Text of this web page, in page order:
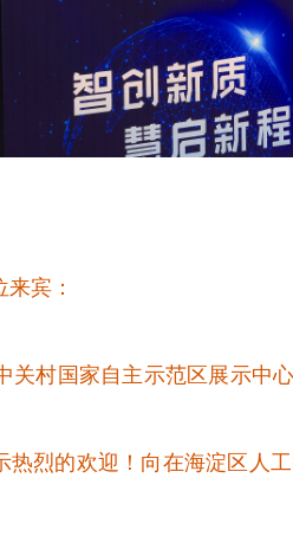
宾：
关村国家自主示范区展示中
烈的欢迎！向在海淀区人